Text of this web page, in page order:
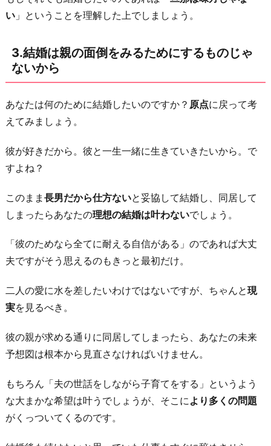
か
お
わ
に
い 」ということを理解した上でしましょう。
3.結婚は親の面倒をみるためにするものじゃ
ないから
あなたは何のために結婚したいのですか？ 原点に戻って考
えてみましょう。
彼が好きだから。彼と一生一緒に生きていきたいから。で
すよね？
このまま 長男だから仕方ないと妥協して結婚し、同居して
しまったらあなたの理想の結婚は叶わないでしょう。
「彼のためなら全てに耐える自信がある」のであれば大丈
夫ですがそう思えるのもきっと最初だけ。
二人の愛に水を差したいわけではないですが、ちゃんと現
実を見るべき。
彼の親が求める通りに同居してしまったら、あなたの未来
予想図は根本から見直さなければいけません。
もちろん「夫の世話をしながら子育てをする」というよう
な大まかな希望は叶うでしょうが、そこに より多くの問題
がくっついてくるのです。